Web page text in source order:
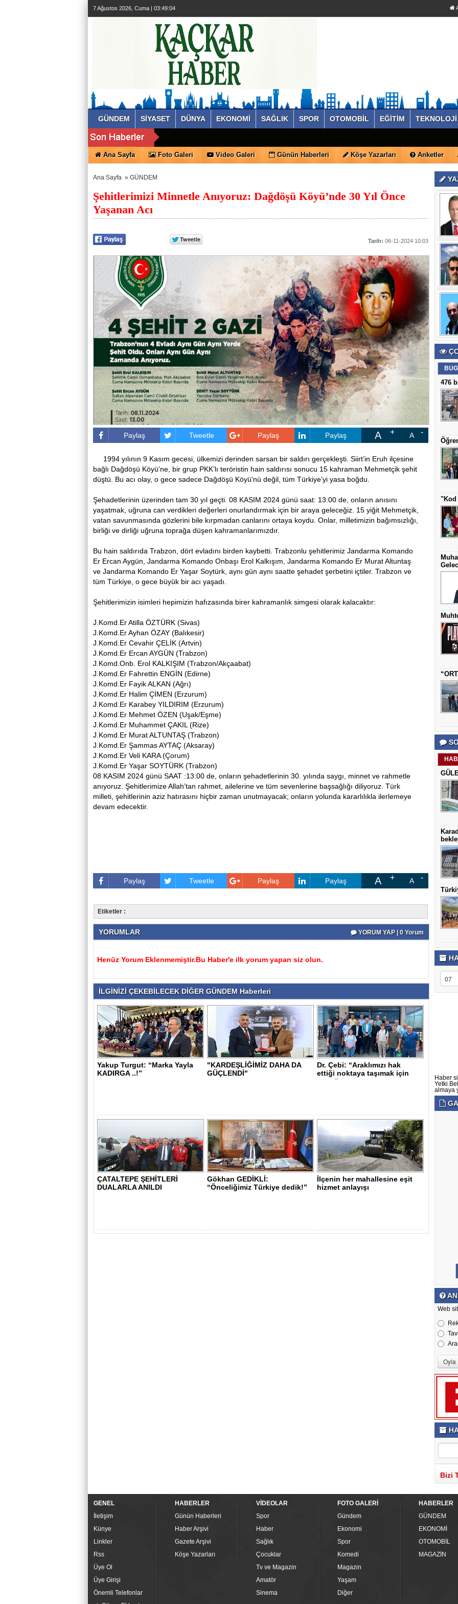
7 Ağustos 2026, Cuma | 03:49:04
GÜNDEM SİYASET DÜNYA EKONOMİ SAĞLIK SPOR OTOMOBİL EĞİTİM TEKNOLOJİ
Ana Sayfa Foto Galeri Video Galeri Günün Haberleri Köşe Yazarları Anketler
Ana Sayfa » GÜNDEM
Şehitlerimizi Minnetle Anıyoruz: Dağdöşü Köyü’nde 30 Yıl Önce
Yaşanan Acı
Tarih: 06-11-2024 10:03
Paylaş Tweetle Paylaş Paylaş A A
1994 yılının 9 Kasım gecesi, ülkemizi derinden sarsan bir saldırı gerçekleşti. Siirt’in Eruh ilçesine
bağlı Dağdöşü Köyü’ne, bir grup PKK’lı teröristin hain saldırısı sonucu 15 kahraman Mehmetçik şehit
düştü. Bu acı olay, o gece sadece Dağdöşü Köyü'nü değil, tüm Türkiye’yi yasa boğdu.
Şehadetlerinin üzerinden tam 30 yıl geçti. 08 KASIM 2024 günü saat: 13:00 de, onların anısını
yaşatmak, uğruna can verdikleri değerleri onurlandırmak için bir araya geleceğiz. 15 yiğit Mehmetçik,
vatan savunmasında gözlerini bile kırpmadan canlarını ortaya koydu. Onlar, milletimizin bağımsızlığı,
birliği ve dirliği uğruna toprağa düşen kahramanlarımızdır.
Bu hain saldırıda Trabzon, dört evladını birden kaybetti. Trabzonlu şehitlerimiz Jandarma Komando
Er Ercan Aygün, Jandarma Komando Onbaşı Erol Kalkışım, Jandarma Komando Er Murat Altuntaş
ve Jandarma Komando Er Yaşar Soytürk, aynı gün aynı saatte şehadet şerbetini içtiler. Trabzon ve
tüm Türkiye, o gece büyük bir acı yaşadı.
Şehitlerimizin isimleri hepimizin hafızasında birer kahramanlık simgesi olarak kalacaktır:
J.Komd.Er Atilla ÖZTÜRK (Sivas)
J.Komd.Er Ayhan ÖZAY (Balıkesir)
J.Komd.Er Cevahir ÇELİK (Artvin)
J.Komd.Er Ercan AYGÜN (Trabzon)
J.Komd.Onb. Erol KALKIŞIM (Trabzon/Akçaabat)
J.Komd.Er Fahrettin ENGİN (Edirne)
J.Komd.Er Fayik ALKAN (Ağrı)
J.Komd.Er Halim ÇİMEN (Erzurum)
J.Komd.Er Karabey YILDIRIM (Erzurum)
J.Komd.Er Mehmet ÖZEN (Uşak/Eşme)
J.Komd.Er Muhammet ÇAKIL (Rize)
J.Komd.Er Murat ALTUNTAŞ (Trabzon)
J.Komd.Er Şammas AYTAÇ (Aksaray)
J.Komd.Er Veli KARA (Çorum)
J.Komd.Er Yaşar SOYTÜRK (Trabzon)
08 KASIM 2024 günü SAAT :13:00 de, onların şehadetlerinin 30. yılında saygı, minnet ve rahmetle
anıyoruz. Şehitlerimize Allah’tan rahmet, ailelerine ve tüm sevenlerine başsağlığı diliyoruz. Türk
milleti, şehitlerinin aziz hatırasını hiçbir zaman unutmayacak; onların yolunda kararlılıkla ilerlemeye
devam edecektir.
Paylaş Tweetle Paylaş Paylaş A A
Etiketler :
YORUMLAR YORUM YAP | 0 Yorum
Henüz Yorum Eklenmemiştir.Bu Haber'e ilk yorum yapan siz olun.
İLGİNİZİ ÇEKEBİLECEK DİĞER GÜNDEM Haberleri
Yakup Turgut: “Marka Yayla
KADIRGA ..!”
"KARDEŞLİĞİMİZ DAHA DA
GÜÇLENDİ"
Dr. Çebi: “Araklımızı hak
ettiği noktaya taşımak için
var gü..
ÇATALTEPE ŞEHİTLERİ
DUALARLA ANILDI
Gökhan GEDİKLİ:
“Önceliğimiz Türkiye dedik!”
İlçenin her mahallesine eşit
hizmet anlayışı
476
"Kod
Haber
Yetki
almaya
Web
Bizi
GENEL
İletişim
Künye
Linkler
Rss
Üye Ol
Üye Girişi
Önemli Telefonlar
HABERLER
Günün Haberleri
Haber Arşivi
Gazete Arşivi
Köşe Yazarları
VİDEOLAR
Spor
Haber
Sağlık
Çocuklar
Tv ve Magazin
Amatör
Sinema
FOTO GALERİ
Gündem
Ekonomi
Spor
Komedi
Magazin
Yaşam
Diğer
HABERLER
GÜNDEM
EKONOMİ
OTOMOBİL
MAGAZİN